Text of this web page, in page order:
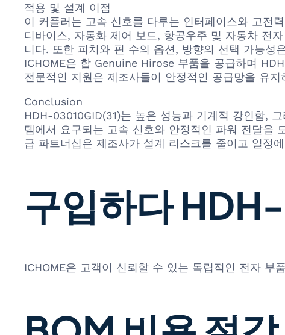
적용 및 설계 이점
이 커플러는 고속 신호를 다루는 인터페이스와 고전
디바이스, 자동화 제어 보드, 항공우주 및 자동차 전
니다. 또한 피치와 핀 수의 옵션, 방향의 선택 가능성
ICHOME은 합 Genuine Hirose 부품을 공급하며
전문적인 지원은 제조사들이 안정적인 공급망을 유
Conclusion
HDH-03010GID(31)는 높은 성능과 기계적 강인함,
템에서 요구되는 고속 신호와 안정적인 파워 전달을
급 파트너십은 제조사가 설계 리스크를 줄이고 일정
구입하다
ICHOME은 고객이 신뢰할 수 있는 독립적인 전자 부